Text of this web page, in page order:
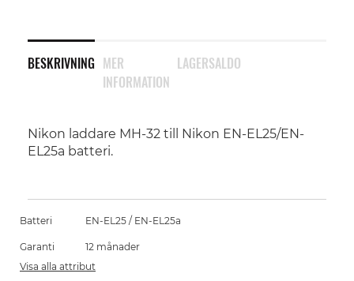
BESKRIVNING
Nikon laddare MH-32 till Nikon EN-EL25/EN-
EL25a batteri.
MER
INFORMATION
LAGERSALDO
Batteri EN-EL25 / EN-EL25a
Garanti
12 månader
Visa alla attribut